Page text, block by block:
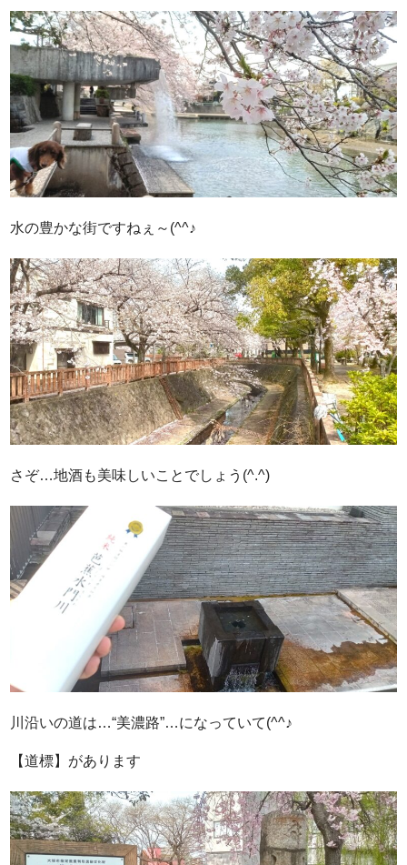
水の豊かな街ですねぇ～(^^♪
さぞ…地酒も美味しいことでしょう(^.^)
川沿いの道は…“美濃路”…になっていて(^^♪
【道標】があります